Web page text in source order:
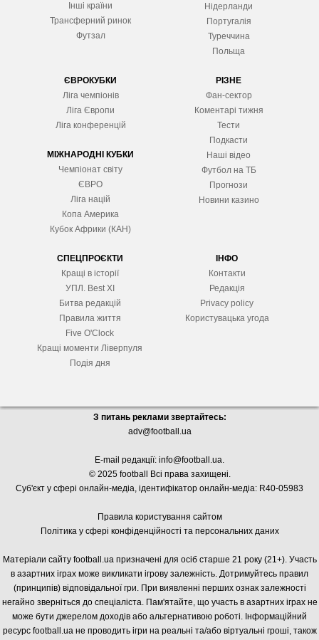
Інші країни
Трансферний ринок
Футзал
Нідерланди
Португалія
Туреччина
Польща
ЄВРОКУБКИ
Ліга чемпіонів
Ліга Європи
Ліга конференцій
МІЖНАРОДНІ КУБКИ
Чемпіонат світу
ЄВРО
Ліга націй
Копа Америка
Кубок Африки (КАН)
РІЗНЕ
Фан-сектор
Коментарі тижня
Тести
Подкасти
Наші відео
Футбол на ТБ
Прогнози
Новини казино
СПЕЦПРОЄКТИ
Кращі в історії
УПЛ. Best XІ
Битва редакцій
Правила життя
Five O'Clock
Кращі моменти Ліверпуля
Подія дня
ІНФО
Контакти
Редакція
Privacy policy
Користувацька угода
З питань реклами звертайтесь:
adv@football.ua
E-mail редакції: info@football.ua.
© 2025 football Всі права захищені.
Суб'єкт у сфері онлайн-медіа, ідентифікатор онлайн-медіа: R40-05983
Правила користування сайтом
Політика у сфері конфіденційності та персональних даних
Матеріали сайту football.ua призначені для осіб старше 21 року (21+). Участь
в азартних іграх може викликати ігрову залежність. Дотримуйтесь правил
(принципів) відповідальної гри. При виявленні перших ознак залежності
негайно зверніться до спеціаліста. Пам'ятайте, що участь в азартних іграх не
може бути джерелом доходів або альтернативою роботі. Інформаційний
ресурс football.ua не проводить ігри на реальні та/або віртуальні гроші, також